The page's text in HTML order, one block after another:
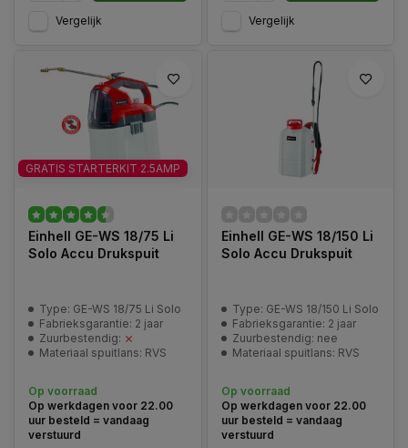
Vergelijk Vergelijk
GRATIS STARTERKIT 2.5AMP
Einhell GE-WS 18/75 Li
Solo Accu Drukspuit
Type: GE-WS 18/75 Li Solo
Fabrieksgarantie: 2 jaar
Zuurbestendig:
Materiaal spuitlans: RVS
Op voorraad
Op werkdagen voor 22.00
uur besteld = vandaag
verstuurd
Einhell GE-WS 18/150 Li
Solo Accu Drukspuit
Type: GE-WS 18/150 Li Solo
Fabrieksgarantie: 2 jaar
Zuurbestendig: nee
Materiaal spuitlans: RVS
Op voorraad
Op werkdagen voor 22.00
uur besteld = vandaag
verstuurd